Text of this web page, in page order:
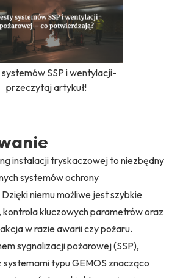
systemów SSP i wentylacji-
przeczytaj artykuł!
instalacji tryskaczowej to niezbędny
systemów ochrony
niemu możliwe jest szybkie
kluczowych parametrów oraz
w razie awarii czy pożaru.
sygnalizacji pożarowej (SSP),
systemami typu GEMOS znacząco